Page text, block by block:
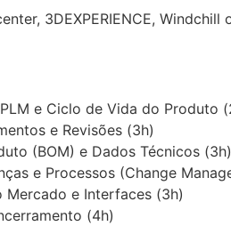
3DEXPERIENCE, Windchill
e Ciclo de Vida do Produto
e Revisões (3h)
(BOM) e Dados Técnicos (3h)
e Processos (Change
Mercado e Interfaces (3h)
(4h)